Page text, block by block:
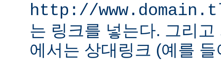
http://
는 링크를 넣는다. 그리
에서는 상대링크 (예를 들